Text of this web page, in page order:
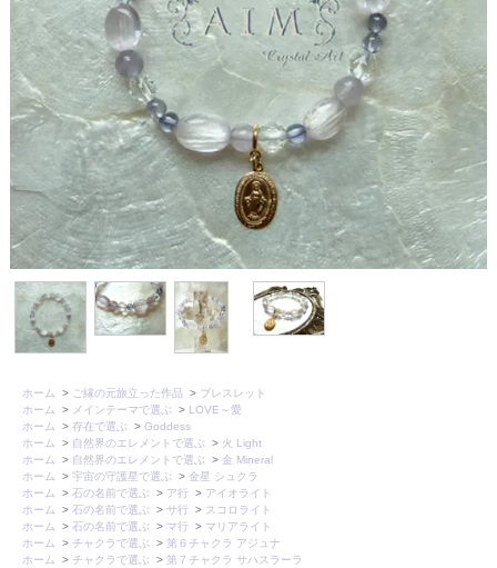
ホーム > ご縁の元旅立った作品 > ブレスレット
ホーム
> メインテーマで選ぶ > LOVE～愛
ホーム
> 存在で選ぶ > Goddess
ホーム
> 自然界のエレメントで選ぶ > 火 Light
ホーム
> 自然界のエレメントで選ぶ > 金 Mineral
ホーム
> 宇宙の守護星で選ぶ > 金星 シュクラ
ホーム
> 石の名前で選ぶ > ア行 > アイオライト
ホーム
> 石の名前で選ぶ > サ行 > スコロライト
ホーム
> 石の名前で選ぶ > マ行 > マリアライト
ホーム
> チャクラで選ぶ > 第６チャクラ アジュナ
ホーム
> チャクラで選ぶ > 第７チャクラ サハスラーラ